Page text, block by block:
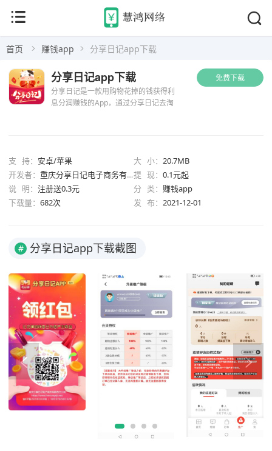
首页 赚钱app 分享日记app下载
免费下载
分享日记是一款用购物花掉的钱获得利
息分润赚钱的App，通过分享日记去淘
分享日记app下载
支 持： 安卓/苹果 大 小： 20.7MB
开发者： 重庆分享日记电子商务有限责任公司 提 现： 0.1元起
说 明： 注册送0.3元 分 类： 赚钱app
下载量： 682次 发 布： 2021-12-01
# 分享日记app下载截图